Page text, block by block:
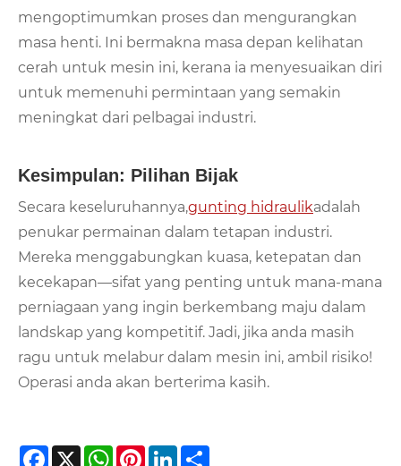
mengoptimumkan proses dan mengurangkan
masa henti. Ini bermakna masa depan kelihatan
cerah untuk mesin ini, kerana ia menyesuaikan diri
untuk memenuhi permintaan yang semakin
meningkat dari pelbagai industri.
Kesimpulan: Pilihan Bijak
Secara keseluruhannya,gunting hidraulikadalah
penukar permainan dalam tetapan industri.
Mereka menggabungkan kuasa, ketepatan dan
kecekapan—sifat yang penting untuk mana-mana
perniagaan yang ingin berkembang maju dalam
landskap yang kompetitif. Jadi, jika anda masih
ragu untuk melabur dalam mesin ini, ambil risiko!
Operasi anda akan berterima kasih.
Facebook
X WhatsApp
Pinterest
LinkedIn